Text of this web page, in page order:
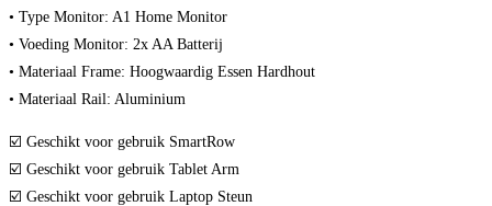
• Type Monitor: A1 Home Monitor
• Voeding Monitor: 2x AA Batterij
• Materiaal Frame: Hoogwaardig Essen Hardhout
• Materiaal Rail: Aluminium
☑️ Geschikt voor gebruik SmartRow
☑️ Geschikt voor gebruik Tablet Arm
☑️ Geschikt voor gebruik Laptop Steun